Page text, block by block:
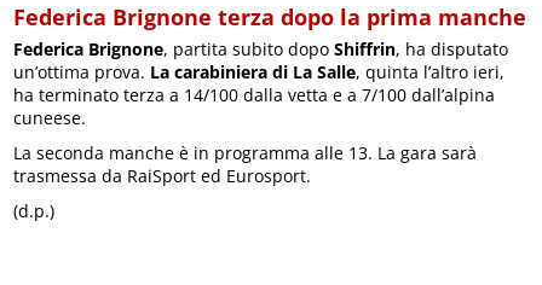
Federica Brignone terza dopo la prima manche
Federica Brignone, partita subito dopoShiffrin, ha disputato
un’ottima prova. La carabiniera di La Salle, quinta l’altro ieri,
ha terminato terza a 14/100 dalla vetta e a 7/100 dall’alpina
cuneese.
La seconda manche è in programma alle 13. La gara sarà
trasmessa da RaiSport ed Eurosport.
(d.p.)